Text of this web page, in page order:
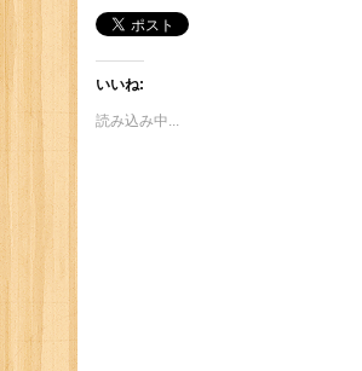
いいね:
読み込み中...